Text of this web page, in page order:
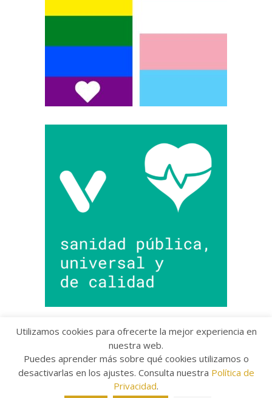
Copyright © 2022 Grupo Provincial Toma la Palabra
Aviso legal /Política de Privacidad/Política de
Cookies
Utilizamos cookies para ofrecerte la mejor experiencia en
nuestra web.
Puedes aprender más sobre qué cookies utilizamos o
desactivarlas en los ajustes. Consulta nuestra Política de
Privacidad.